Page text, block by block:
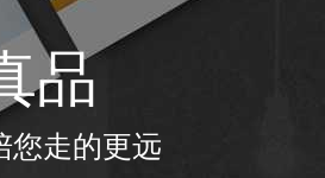
品
您走的更远